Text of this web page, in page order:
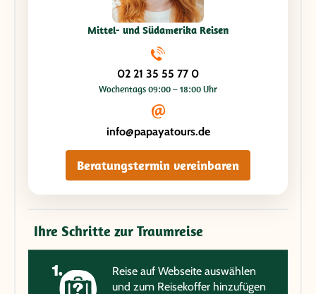
Mittel- und Südamerika Reisen
02 21 35 55 77 0
Wochentags 09:00 – 18:00 Uhr
info@papayatours.de
Beratungstermin vereinbaren
Ihre Schritte zur Traumreise
Reise auf Webseite auswählen
und zum Reisekoffer hinzufügen